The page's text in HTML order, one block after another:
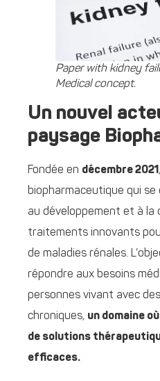
Paper with kidney
Medical concept.
Un nouvel
paysage
Fondée en décembre 2021 ,
biopharmaceutique qui se
au développement et à la
traitements innovants
de maladies rénales.
répondre aux besoins
personnes vivant avec
chroniques, un domaine
de solutions
efficaces.